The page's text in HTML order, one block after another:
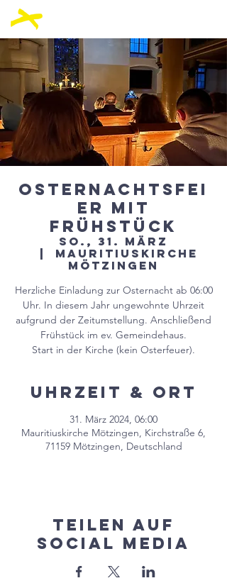
Osternachtsfei
er mit
Frühstück
So., 31. März
Mauritiuskirche
Mötzingen
Herzliche Einladung zur Osternacht ab 06:00
Uhr. In diesem Jahr ungewohnte Uhrzeit
aufgrund der Zeitumstellung. Anschließend
Frühstück im ev. Gemeindehaus.
Start in der Kirche (kein Osterfeuer).
Uhrzeit & Ort
31. März 2024, 06:00
Mauritiuskirche Mötzingen, Kirchstraße 6,
71159 Mötzingen, Deutschland
Teilen auf
Social Media